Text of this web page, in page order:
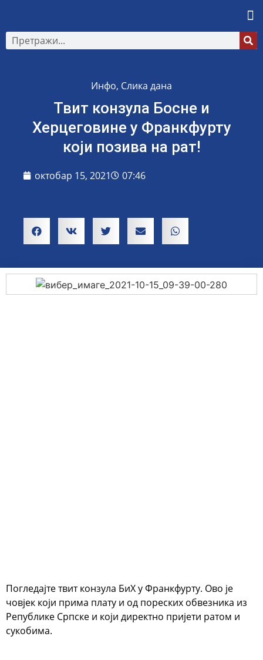
Инфо, Слика дана
Твит конзула Босне и
Херцеговине у Франкфурту
који позива на рат!
октобар 15, 2021 07:46
Погледајте твит конзула БиХ у Франкфурту. Ово је
човјек који прима плату и од пореских обвезника из
Републике Српске и који директно пријети ратом и
сукобима.